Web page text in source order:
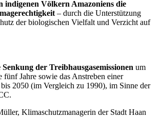
indigenen Völkern Amazoniens die
– durch die Unterstützung
der biologischen Vielfalt und Verzicht auf
der Treibhausgasemissionen um
fünf Jahre sowie das Anstreben einer
2050 (im Vergleich zu 1990), im Sinne der